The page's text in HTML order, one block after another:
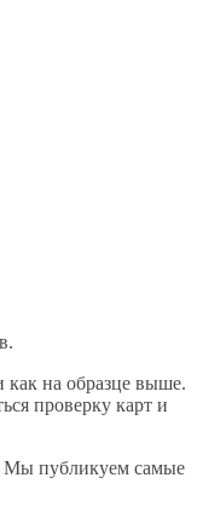
как на образце выше.
проверку карт и
Мы публикуем самые